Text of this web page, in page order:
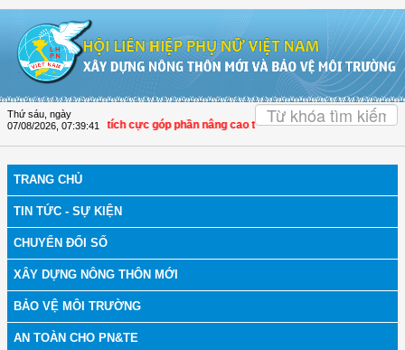
Thứ sáu, ngày
07/08/2026 07:39:42
LHPN Thọ Xuân tích cực góp phần nâng cao tỷ lệ người dân tham gia bảo
TRANG CHỦ
TIN TỨC - SỰ KIỆN
CHUYỂN ĐỔI SỐ
XÂY DỰNG NÔNG THÔN MỚI
BẢO VỆ MÔI TRƯỜNG
AN TOÀN CHO PN&TE
OK